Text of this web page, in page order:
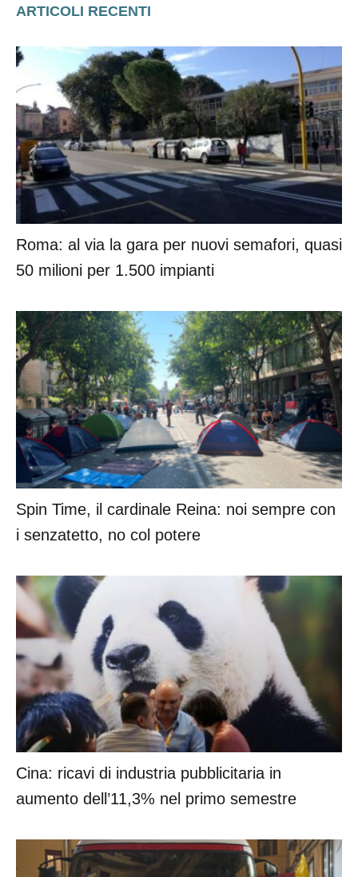
ARTICOLI RECENTI
Roma: al via la gara per nuovi semafori, quasi
50 milioni per 1.500 impianti
Spin Time, il cardinale Reina: noi sempre con
i senzatetto, no col potere
Cina: ricavi di industria pubblicitaria in
aumento dell’11,3% nel primo semestre